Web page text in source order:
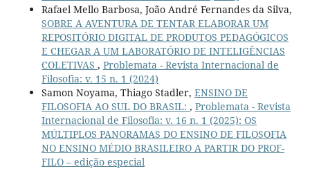
Rafael Mello Barbosa, João André Fernandes da Silva,
SOBRE A AVENTURA DE TENTAR ELABORAR UM
REPOSITÓRIO DIGITAL DE PRODUTOS PEDAGÓGICOS
E CHEGAR A UM LABORATÓRIO DE INTELIGÊNCIAS
COLETIVAS , Problemata - Revista Internacional de
Filosofia: v. 15 n. 1 (2024)
Samon Noyama, Thiago Stadler, ENSINO DE
FILOSOFIA AO SUL DO BRASIL: , Problemata - Revista
Internacional de Filosofia: v. 16 n. 1 (2025): OS
MÚLTIPLOS PANORAMAS DO ENSINO DE FILOSOFIA
NO ENSINO MÉDIO BRASILEIRO A PARTIR DO PROF-
FILO – edição especial